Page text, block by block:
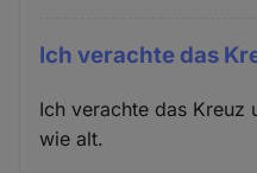
Ich verachte das
Ich verachte das Kreuz
wie alt.